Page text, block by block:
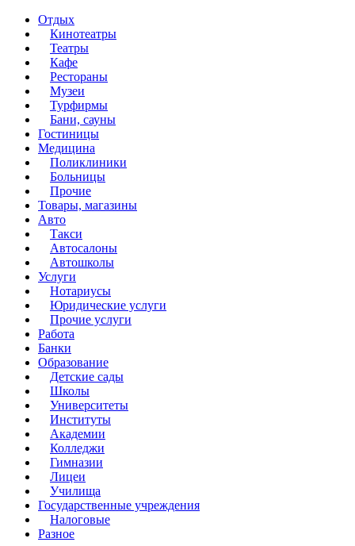
Отдых
Кинотеатры
Театры
Кафе
Рестораны
Музеи
Турфирмы
Бани, сауны
Гостиницы
Медицина
Поликлиники
Больницы
Прочие
Товары, магазины
Авто
Такси
Автосалоны
Автошколы
Услуги
Нотариусы
Юридические услуги
Прочие услуги
Работа
Банки
Образование
Детские сады
Школы
Университеты
Институты
Академии
Колледжи
Гимназии
Лицеи
Училища
Государственные учреждения
Налоговые
Разное